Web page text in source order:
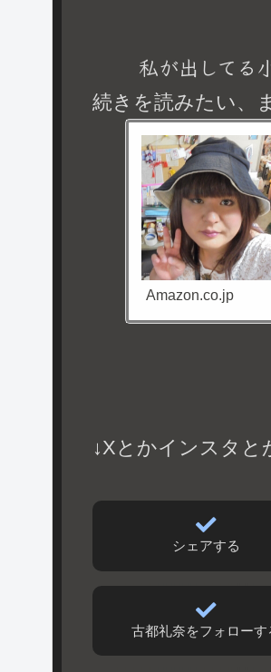
私が出してる
続きを読みたい、
Amazon.co.jp
↓Xとかインスタと
シェアする
古都礼奈をフォローす